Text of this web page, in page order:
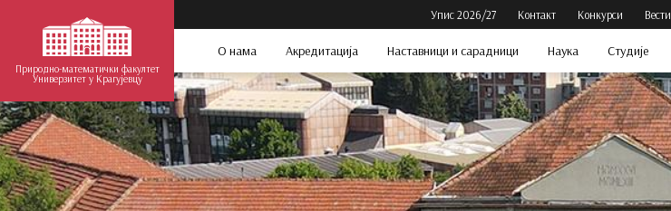
Природно-математички факултет
Универзитет у Крагујевцу
Упис 2026/27 Контакт Конкурси Вести
О нама Акредитација Наставници и сарадници Наука Студије